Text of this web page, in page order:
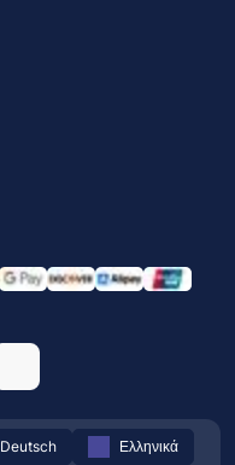
Deutsch Ελληνικά